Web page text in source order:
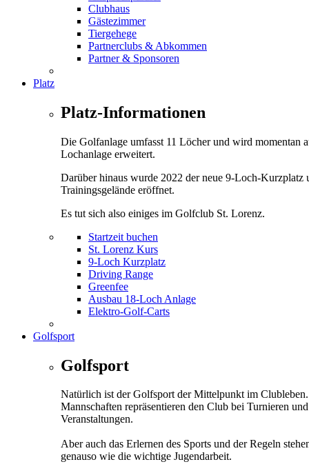
Clubhaus
Gästezimmer
Tiergehege
Partnerclubs & Abkommen
Partner & Sponsoren
Platz
Platz-Informationen
Die Golfanlage umfasst 11 Löcher und wird momentan
Lochanlage erweitert.
Darüber hinaus wurde 2022 der neue 9-Loch-Kurzplatz
Trainingsgelände eröffnet.
Es tut sich also einiges im Golfclub St. Lorenz.
Startzeit buchen
St. Lorenz Kurs
9-Loch Kurzplatz
Driving Range
Greenfee
Ausbau 18-Loch Anlage
Elektro-Golf-Carts
Golfsport
Golfsport
Natürlich ist der Golfsport der Mittelpunkt im
Mannschaften repräsentieren den Club bei Turnieren und
Veranstaltungen.
Aber auch das Erlernen des Sports und der Regeln
genauso wie die wichtige Jugendarbeit.